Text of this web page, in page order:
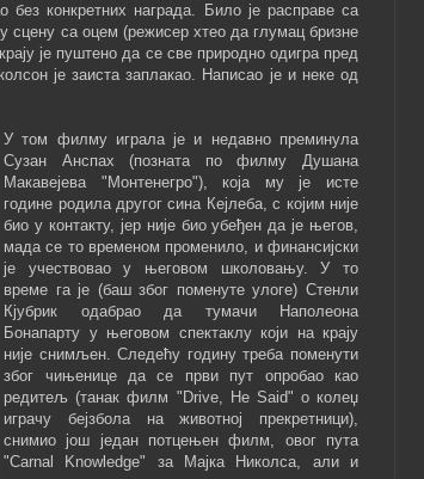
конкретних награда. Било је расправе са
са оцем (режисер хтео да глумац бризне
је пуштено да се све природно одигра пред
је заиста заплакао. Написао је и неке од
У том филму играла је и недавно преминула
Сузан Анспах (позната по филму Душана
Макавејева "Монтенегро"), која му је исте
године родила другог сина Кејлеба, с којим није
био у контакту, јер није био убеђен да је његов,
мада се то временом променило, и финансијски
је учествовао у његовом школовању. У то
време га је (баш због поменуте улоге) Стенли
Кјубрик одабрао да тумачи Наполеона
Бонапарту у његовом спектаклу који на крају
није снимљен. Следећу годину треба поменути
због чињенице да се први пут опробао као
редитељ (танак филм "Drive, He Said" о колеџ
играчу бејзбола на животној прекретници),
снимио још један потцењен филм, овог пута
"Carnal Knowledge" за Мајка Николса, али и